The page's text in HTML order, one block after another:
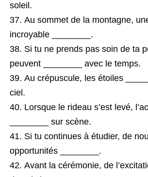
soleil.
Au sommet de la montagne,
incroyable ________.
Si tu ne prends pas soin de ta
peuvent ________ avec le temps.
Au crépuscule, les étoiles
ciel.
Lorsque le rideau s’est levé,
________ sur scène.
Si tu continues à étudier, de
opportunités ________.
Avant la cérémonie, de